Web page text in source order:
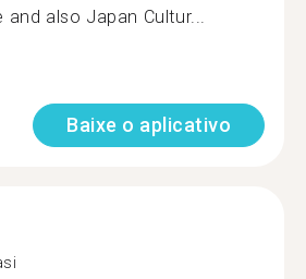
and also Japan Cultur...
Baixe o aplicativo